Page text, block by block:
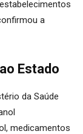
a
Estado
da Saúde
medicamentos